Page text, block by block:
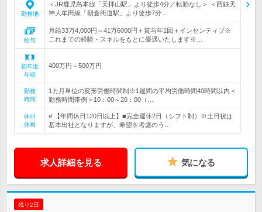
勤務地
＜JR鹿児島本線「天拝山駅」より徒歩4分／転勤なし＞ ＜西鉄天
神大牟田線「朝倉街道駅」より徒歩7分…
給与
月給33万4,000円～41万6000円＋賞与年1回＋インセンティブ※
これまでの経験・スキルをもとに優遇いたします※…
初年度
年収
400万円～500万円
勤務
時間
1カ月単位の変形労働時間制※1週間の平均労働時間40時間以内＜
勤務時間帯例＞10：00～20：00（…
休日
休暇
# 【年間休日120日以上】■完全週休2日（シフト制）※土日祝は
基本出社となりますが、希望を考慮のう…
求人詳細を見る 気になる
残り2日